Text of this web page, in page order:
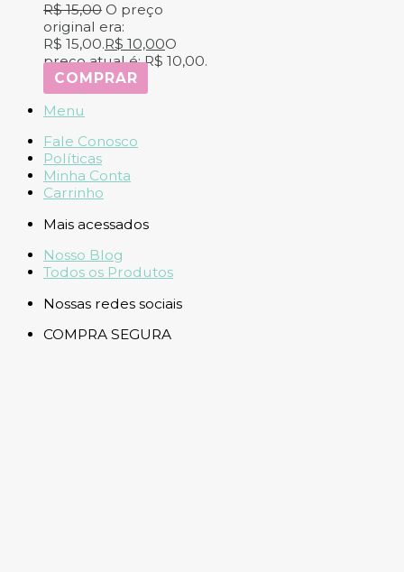
R$15,00 O preço
original era:
R$ 15,00.R$ 10,00O
preço atual é: R$ 10,00.
COMPRAR
Menu
Fale Conosco
Políticas
Minha Conta
Carrinho
Mais acessados
Nosso Blog
Todos os Produtos
Nossas redes sociais
COMPRA SEGURA